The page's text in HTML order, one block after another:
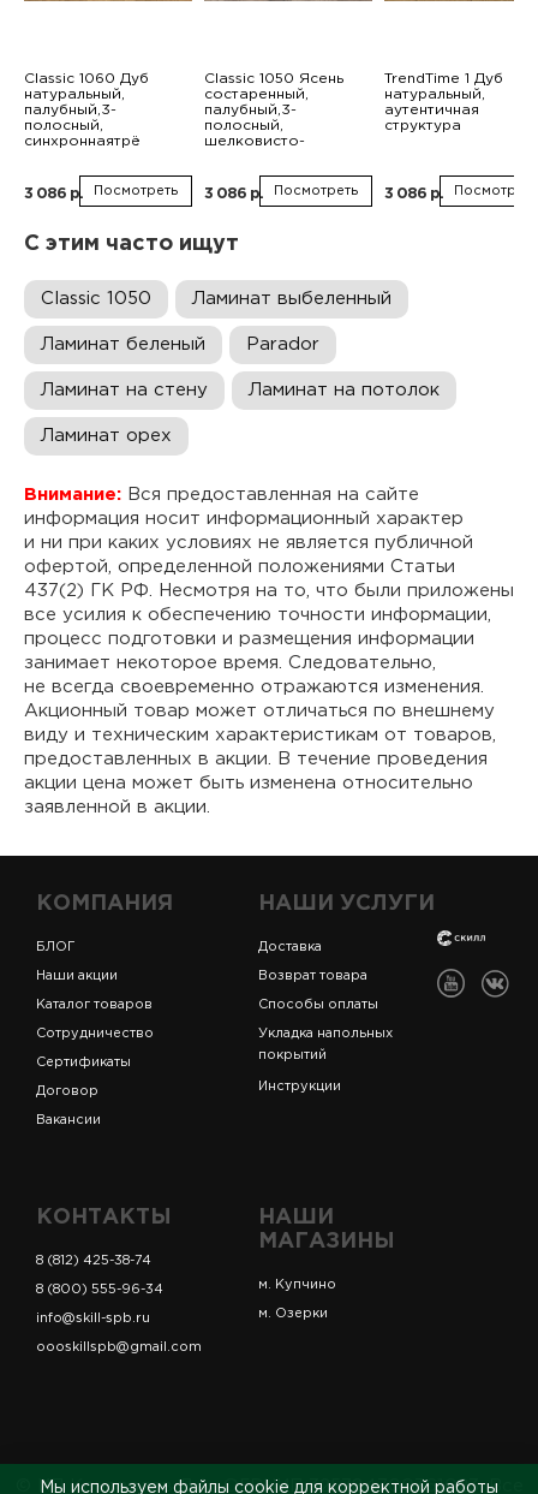
Classic 1060 Дуб
натуральный,
палубный,3-
полосный,
синхроннаятрё
3 086 р. Посмотреть
Classic 1050 Ясень
состаренный,
палубный,3-
полосный,
шелковисто-
3 086 р. Посмотреть
TrendTime 1 Дуб
натуральный,
аутентичная
структура
3 086 р. Посмотреть
С этим часто ищут
Classic 1050 Ламинат выбеленный
Ламинат беленый Parador
Ламинат на стену Ламинат на потолок
Ламинат орех
Внимание: Вся предоставленная на сайте
информация носит информационный характер
и ни при каких условиях не является публичной
офертой, определенной положениями Статьи
437(2) ГК РФ. Несмотря на то, что были приложены
все усилия к обеспечению точности информации,
процесс подготовки и размещения информации
занимает некоторое время. Следовательно,
не всегда своевременно отражаются изменения.
Акционный товар может отличаться по внешнему
виду и техническим характеристикам от товаров,
предоставленных в акции. В течение проведения
акции цена может быть изменена относительно
заявленной в акции.
КОМПАНИЯ
БЛОГ
Наши акции
Каталог товаров
Сотрудничество
Сертификаты
Договор
Вакансии
НАШИ УСЛУГИ
Доставка
Возврат товара
Способы оплаты
Укладка напольных
покрытий
Инструкции
КОНТАКТЫ
8 (812) 425-38-74
8 (800) 555-96-34
info@skill-spb.ru
oooskillspb@gmail.com
НАШИ
МАГАЗИНЫ
м. Купчино
м. Озерки
© ИП Коновалов Д.А., ОГРНИП 325784700361023. Все
Мы используем файлы cookie для корректной работы